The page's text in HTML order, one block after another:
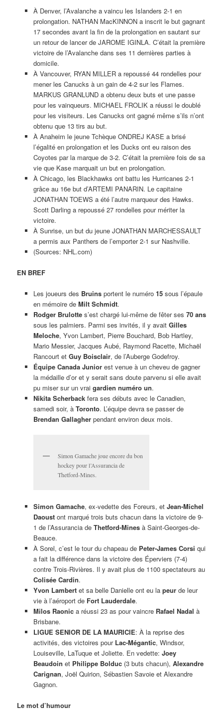
À Denver, l’Avalanche a vaincu les Islanders 2-1 en
prolongation. NATHAN MacKINNON a inscrit le but gagnant
17 secondes avant la fin de la prolongation en sautant sur
un retour de lancer de JAROME IGINLA. C’était la première
victoire de l’Avalanche dans ses 11 dernières parties à
domicile.
À Vancouver, RYAN MILLER a repoussé 44 rondelles pour
mener les Canucks à un gain de 4-2 sur les Flames.
MARKUS GRANLUND a obtenu deux buts et une passe
pour les vainqueurs. MICHAEL FROLIK a réussi le doublé
pour les visiteurs. Les Canucks ont gagné même s’ils n’ont
obtenu que 13 tirs au but.
À Anaheim le jeune Tchèque ONDREJ KASE a brisé
l’égalité en prolongation et les Ducks ont eu raison des
Coyotes par la marque de 3-2. C’était la première fois de sa
vie que Kase marquait un but en prolongation.
À Chicago, les Blackhawks ont battu les Hurricanes 2-1
grâce au 16e but d’ARTEMI PANARIN. Le capitaine
JONATHAN TOEWS a été l’autre marqueur des Hawks.
Scott Darling a repoussé 27 rondelles pour mériter la
victoire.
À Sunrise, un but du jeune JONATHAN MARCHESSAULT
a permis aux Panthers de l’emporter 2-1 sur Nashville.
(Sources: NHL.com)
EN BREF
Les joueurs des Bruinsportent le numéro 15 sous l’épaule
en mémoire de Milt Schmidt.
Rodger Brulottes’est chargé lui-même de fêter ses 70 ans
sous les palmiers. Parmi ses invités, il y avait Gilles
Meloche, Yvon Lambert, Pierre Bouchard, Bob Hartley,
Mario Messier, Jacques Aubé, Raymond Racette, Michaël
Rancourt et Guy Boisclair, de l’Auberge Godefroy.
Équipe Canada Juniorest venue à un cheveu de gagner
la médaille d’or et y serait sans doute parvenu si elle avait
pu miser sur un vrai gardien numéro un.
Nikita Scherbackfera ses débuts avec le Canadien,
samedi soir, à Toronto. L’équipe devra se passer de
Brendan Gallagher pendant environ deux mois.
Simon Gamache joue encore du bon
hockey pour l’Assurancia de
Thetford-Mines.
Simon Gamache, ex-vedette des Foreurs, et Jean-Michel
Daoust ont marqué trois buts chacun dans la victoire de 9-
1 de l’Assurancia de Thetford-Minesà Saint-Georges-de-
Beauce.
À Sorel, c’est le tour du chapeau de Peter-James Corsi qui
a fait la différence dans la victoire des Éperviers (7-4)
contre Trois-Rivières. Il y avait plus de 1100 spectateurs au
Colisée Cardin.
Yvon Lambert et sa belle Danielle ont eu la peurde leur
vie à l’aéroport de Fort Lauderdale.
Milos Raonica réussi 23 as pour vaincre Rafael Nadal à
Brisbane.
LIGUE SENIOR DE LA MAURICIE: À la reprise des
activités, des victoires pour Lac-Mégantic, Windsor,
Louiseville, LaTuque et Joliette. En vedette: Joey
Beaudoin et Philippe Bolduc(3 buts chacun), Alexandre
Carignan, Joël Quirion, Sébastien Savoie et Alexandre
Gagnon.
Le mot d’humour